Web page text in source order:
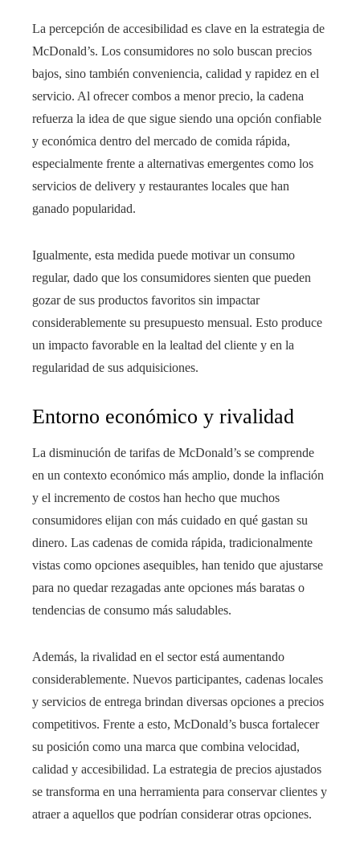
La percepción de accesibilidad es clave en la estrategia de
McDonald’s. Los consumidores no solo buscan precios
bajos, sino también conveniencia, calidad y rapidez en el
servicio. Al ofrecer combos a menor precio, la cadena
refuerza la idea de que sigue siendo una opción confiable
y económica dentro del mercado de comida rápida,
especialmente frente a alternativas emergentes como los
servicios de delivery y restaurantes locales que han
ganado popularidad.
Igualmente, esta medida puede motivar un consumo
regular, dado que los consumidores sienten que pueden
gozar de sus productos favoritos sin impactar
considerablemente su presupuesto mensual. Esto produce
un impacto favorable en la lealtad del cliente y en la
regularidad de sus adquisiciones.
Entorno económico y rivalidad
La disminución de tarifas de McDonald’s se comprende
en un contexto económico más amplio, donde la inflación
y el incremento de costos han hecho que muchos
consumidores elijan con más cuidado en qué gastan su
dinero. Las cadenas de comida rápida, tradicionalmente
vistas como opciones asequibles, han tenido que ajustarse
para no quedar rezagadas ante opciones más baratas o
tendencias de consumo más saludables.
Además, la rivalidad en el sector está aumentando
considerablemente. Nuevos participantes, cadenas locales
y servicios de entrega brindan diversas opciones a precios
competitivos. Frente a esto, McDonald’s busca fortalecer
su posición como una marca que combina velocidad,
calidad y accesibilidad. La estrategia de precios ajustados
se transforma en una herramienta para conservar clientes y
atraer a aquellos que podrían considerar otras opciones.